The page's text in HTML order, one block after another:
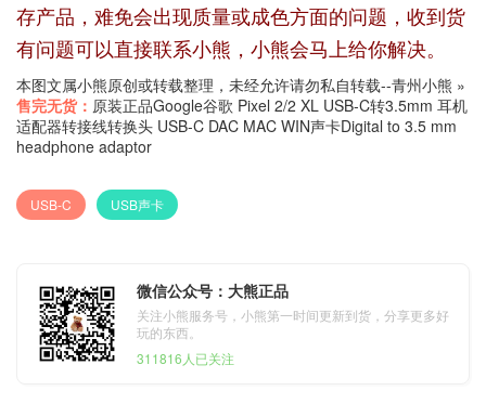
存产品，难免会出现质量或成色方面的问题，收到货
有问题可以直接联系小熊，小熊会马上给你解决。
本图文属小熊原创或转载整理，未经允许请勿私自转载--青州小熊 »
售完无货： 原装正品Google谷歌 Pixel 2/2 XL USB-C转3.5mm 耳机
适配器转接线转换头 USB-C DAC MAC WIN声卡Digital to 3.5 mm
headphone adaptor
USB-C USB声卡
微信公众号：大熊正品
关注小熊服务号，小熊第一时间更新到货，分享更多好
玩的东西。
311816人已关注